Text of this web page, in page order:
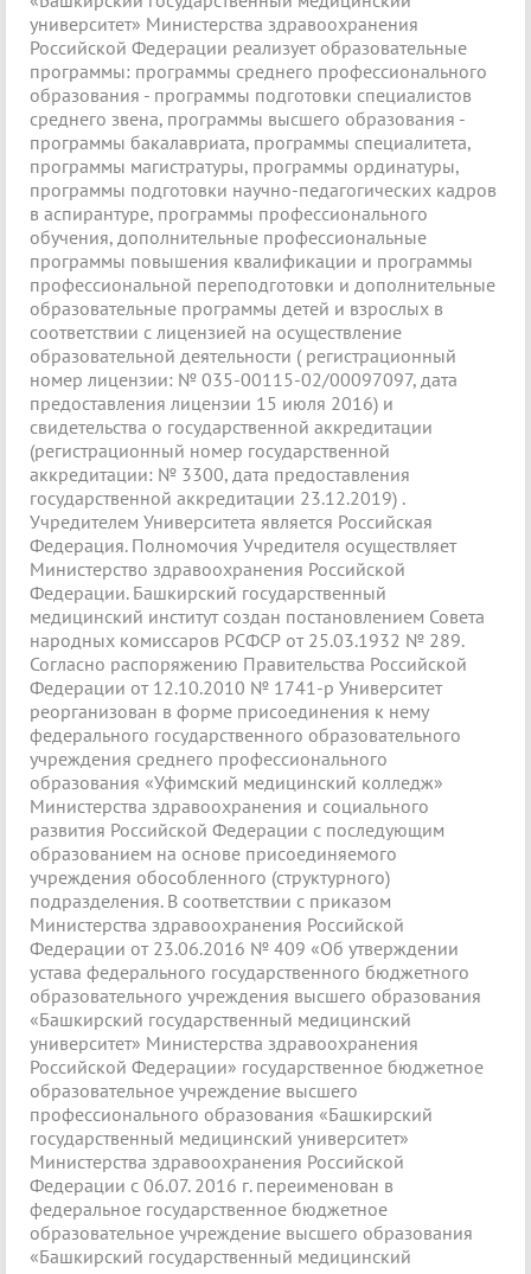
университет» Министерства здравоохранения
Российской Федерации реализует образовательные
программы: программы среднего профессионального
образования - программы подготовки специалистов
среднего звена, программы высшего образования -
программы бакалавриата, программы специалитета,
программы магистратуры, программы ординатуры,
программы подготовки научно-педагогических кадров
в аспирантуре, программы профессионального
обучения, дополнительные профессиональные
программы повышения квалификации и программы
профессиональной переподготовки и дополнительные
образовательные программы детей и взрослых в
соответствии с лицензией на осуществление
образовательной деятельности ( регистрационный
номер лицензии: № 035-00115-02/00097097, дата
предоставления лицензии 15 июля 2016) и
свидетельства о государственной аккредитации
(регистрационный номер государственной
аккредитации: № 3300, дата предоставления
государственной аккредитации 23.12.2019) .
Учредителем Университета является Российская
Федерация. Полномочия Учредителя осуществляет
Министерство здравоохранения Российской
Федерации. Башкирский государственный
медицинский институт создан постановлением Совета
народных комиссаров РСФСР от 25.03.1932 № 289.
Согласно распоряжению Правительства Российской
Федерации от 12.10.2010 № 1741-р Университет
реорганизован в форме присоединения к нему
федерального государственного образовательного
учреждения среднего профессионального
образования «Уфимский медицинский колледж»
Министерства здравоохранения и социального
развития Российской Федерации с последующим
образованием на основе присоединяемого
учреждения обособленного (структурного)
подразделения. В соответствии с приказом
Министерства здравоохранения Российской
Федерации от 23.06.2016 № 409 «Об утверждении
устава федерального государственного бюджетного
образовательного учреждения высшего образования
«Башкирский государственный медицинский
университет» Министерства здравоохранения
Российской Федерации» государственное бюджетное
образовательное учреждение высшего
профессионального образования «Башкирский
государственный медицинский университет»
Министерства здравоохранения Российской
Федерации с 06.07. 2016 г. переименован в
федеральное государственное бюджетное
образовательное учреждение высшего образования
«Башкирский государственный медицинский